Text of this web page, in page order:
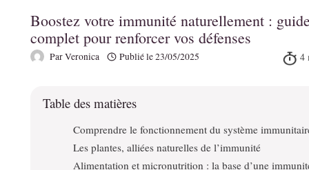
Boostez votre immunité naturellement :
complet pour renforcer vos défenses
ParVeronica Publié le23/05/2025
Table des matières
Comprendre le fonctionnement du système
Les plantes, alliées naturelles de l’immunité
Alimentation et micronutrition : la base d’une